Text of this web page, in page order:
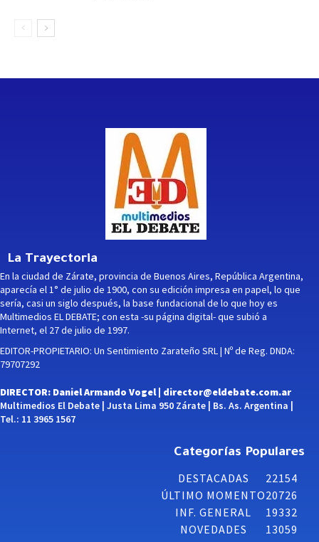
La Trayectoria
En la ciudad de Zárate, provincia de Buenos Aires, República Argentina,
aparecía el 1° de julio de 1900, con su edición impresa en papel, lo que
sería, casi un siglo después, la base fundacional de lo que hoy es
Multimedios EL DEBATE; con esta -su página digital- que subió a
Internet, el 27 de julio de 1997.
EDITOR-PROPIETARIO: Un Sentimiento Zarateño SRL | Nº de Reg. DNDA:
79707292
DIRECTOR: Daniel Armando Vogel | director@eldebate.com.ar
Multimedios El Debate | Justa Lima 950 Zárate | Bs. As. Argentina |
Tel.: 11 3965 1567
Categorías Populares
DESTACADAS
22154
ÚLTIMO MOMENTO20726
INF. GENERAL
19332
NOVEDADES
13059